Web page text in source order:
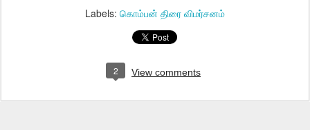
Labels: கொம்பன் திரை விமர்சனம்
2 View comments